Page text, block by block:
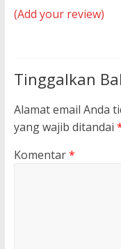
(Add your review)
Tinggalkan
Alamat email Anda
yang wajib ditandai
Komentar*